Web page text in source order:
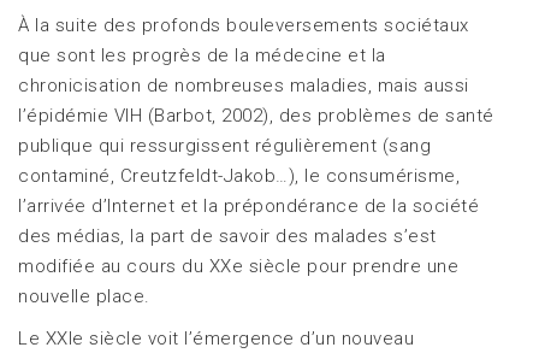
À la suite des profonds bouleversements sociétaux
que sont les progrès de la médecine et la
chronicisation de nombreuses maladies, mais aussi
l’épidémie VIH (Barbot, 2002), des problèmes de santé
publique qui ressurgissent régulièrement (sang
contaminé, Creutzfeldt-Jakob…), le consumérisme,
l’arrivée d’Internet et la prépondérance de la société
des médias, la part de savoir des malades s’est
modifiée au cours du XXe siècle pour prendre une
nouvelle place.
Le XXIe siècle voit l’émergence d’un nouveau